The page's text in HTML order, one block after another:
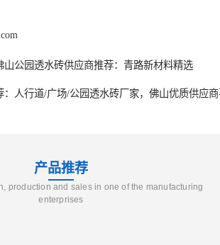
山公园透水砖供应商推荐：青路新材料精选
：人行道/广场/公园透水砖厂家，佛山优质供应
产品推荐
production and sales in one of the manufacturing
enterprises